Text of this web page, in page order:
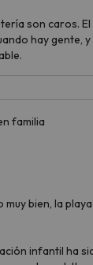
son caros.
hay gente,
familia
bien, la
infantil ha